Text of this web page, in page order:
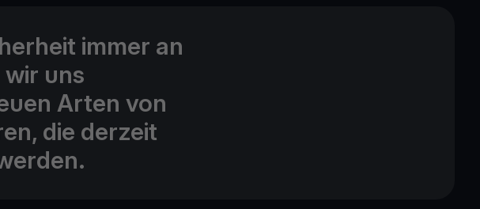
immer an
uns
Arten von
die derzeit